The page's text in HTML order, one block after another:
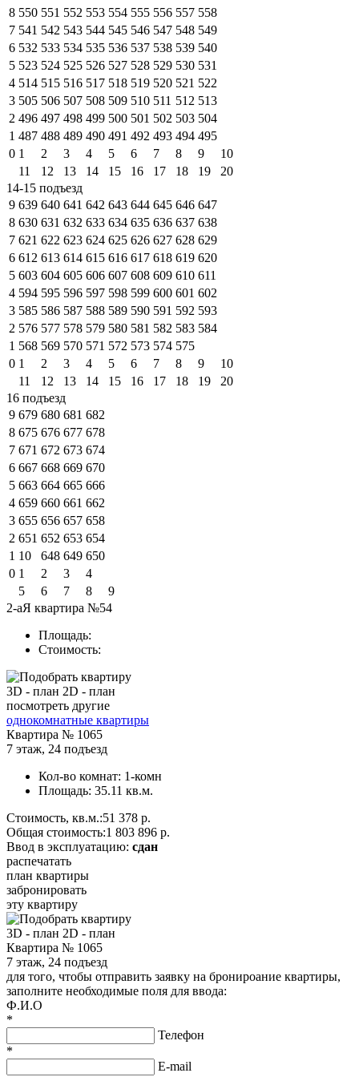
8 550 551 552 553 554 555 556 557 558
7 541 542 543 544 545 546 547 548 549
6 532 533 534 535 536 537 538 539 540
5 523 524 525 526 527 528 529 530 531
4 514 515 516 517 518 519 520 521 522
3 505 506 507 508 509 510 511 512 513
2 496 497 498 499 500 501 502 503 504
1 487 488 489 490 491 492 493 494 495
0 1 2 3 4 5 6 7 8 9
10
11
12 13 14 15 16 17 18 19
20
14-15 подъезд
9 639 640 641 642 643 644 645 646 647
8 630 631 632 633 634 635 636 637 638
7 621 622 623 624 625 626 627 628 629
6 612 613 614 615 616 617 618 619 620
5 603 604 605 606 607 608 609 610 611
4 594 595 596 597 598 599 600 601 602
3 585 586 587 588 589 590 591 592 593
2 576 577 578 579 580 581 582 583 584
1 568 569 570 571 572 573 574 575
0 1 2 3 4 5 6 7 8 9
10
11
12 13 14 15 16 17 18 19
20
16 подъезд
9 679 680 681 682
8 675 676 677 678
7 671 672 673 674
6 667 668 669 670
5 663 664 665 666
4 659 660 661 662
3 655 656 657 658
2 651 652 653 654
1 10 648 649 650
0 1 2 3
4
5
6 7 8
9
2-аЯ квартира №54
Площадь:
Стоимость:
3D - план 2D - план
посмотреть другие
однокомнатные квартиры
Квартира № 1065
7 этаж, 24 подъезд
Кол-во комнат: 1-комн
Площадь: 35.11 кв.м.
Стоимость, кв.м.:51 378 р.
Общая стоимость:1 803 896 р.
Ввод в эксплуатацию: сдан
распечатать
план квартиры
забронировать
эту квартиру
3D - план 2D - план
Квартира № 1065
7 этаж, 24 подъезд
для того, чтобы отправить заявку на бронироание квартиры,
заполните необходимые поля для ввода:
Ф.И.О
*
Телефон
*
E-mail